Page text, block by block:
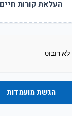
העלאת קורות חיים
הגשת מועמדות